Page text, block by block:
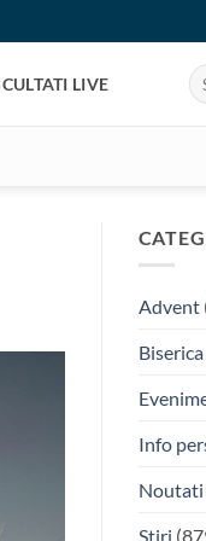
LIVE
Advent
Biserica
Info
Noutati
Stiri